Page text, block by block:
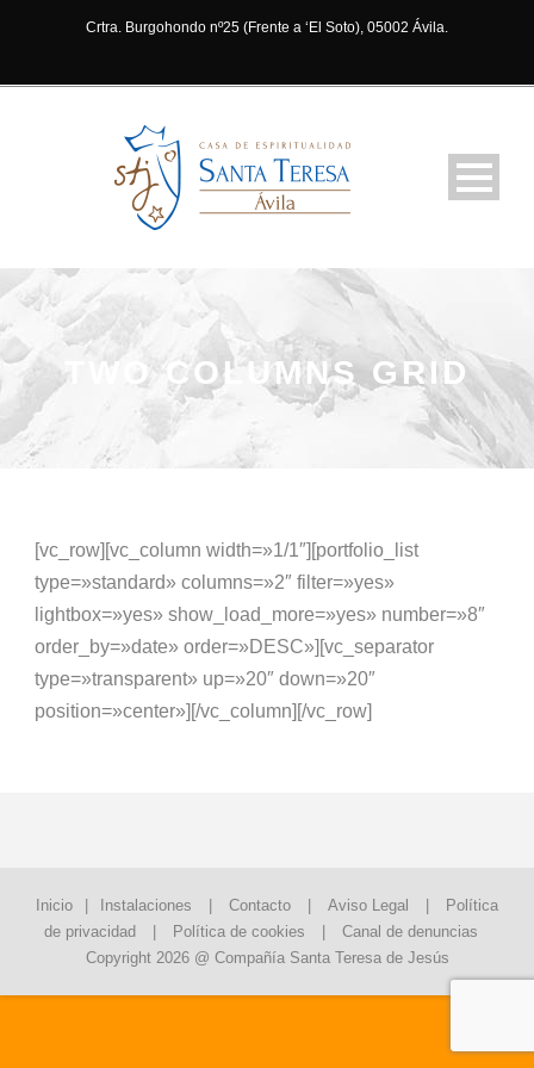
Crtra. Burgohondo nº25 (Frente a ‘El Soto), 05002 Ávila.
TWO COLUMNS GRID
[vc_row][vc_column width=»1/1″][portfolio_list
type=»standard» columns=»2″ filter=»yes»
lightbox=»yes» show_load_more=»yes» number=»8″
order_by=»date» order=»DESC»][vc_separator
type=»transparent» up=»20″ down=»20″
position=»center»][/vc_column][/vc_row]
Inicio Instalaciones Contacto Aviso Legal
Política
de privacidad
Política de cookies
Canal de denuncias
Copyright 2026 @ Compañía Santa Teresa de Jesús